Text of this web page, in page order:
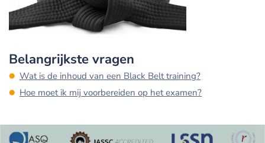
Belangrijkste vragen
Wat is de inhoud van een Black Belt training?
Hoe moet ik mij voorbereiden op het examen?